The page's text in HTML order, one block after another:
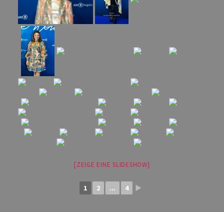
[ZEIGE EINE SLIDESHOW]
1 2 ... 4 ►